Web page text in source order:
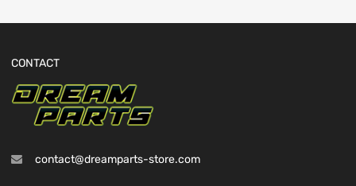
CONTACT
contact@dreamparts-store.com